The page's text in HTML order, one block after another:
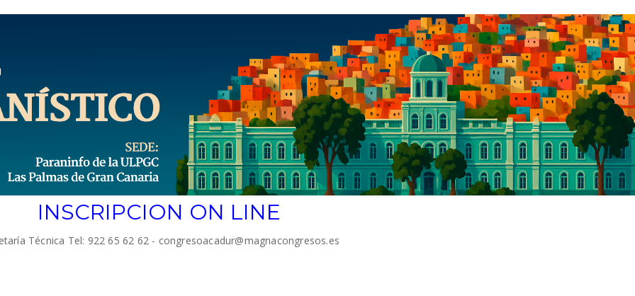
INSCRIPCION ON LINE
Técnica Tel: 922 65 62 62 - congresoacadur@magnacongresos.es